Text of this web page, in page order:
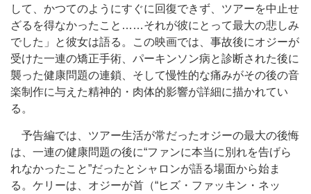
して、かつてのようにすぐに回復できず、ツアーを中止せ
ざるを得なかったこと……それが彼にとって最大の悲しみ
でした」と彼女は語る。この映画では、事故後にオジーが
受けた一連の矯正手術、パーキンソン病と診断された後に
襲った健康問題の連鎖、そして慢性的な痛みがその後の音
楽制作に与えた精神的・肉体的影響が詳細に描かれてい
る。
予告編では、ツアー生活が常だったオジーの最大の後悔
は、一連の健康問題の後に“ファンに本当に別れを告げら
れなかったこと”だったとシャロンが語る場面から始ま
る。ケリーは、オジーが首（“ヒズ・ファッキン・ネッ